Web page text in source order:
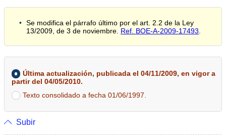
Se modifica el párrafo último por el art. 2.2 de la Ley
13/2009, de 3 de noviembre. Ref. BOE-A-2009-17493
Última actualización, publicada el 04/11/2009, en vigor a
partir del 04/05/2010.
Texto consolidado a fecha 01/06/1997.
Subir